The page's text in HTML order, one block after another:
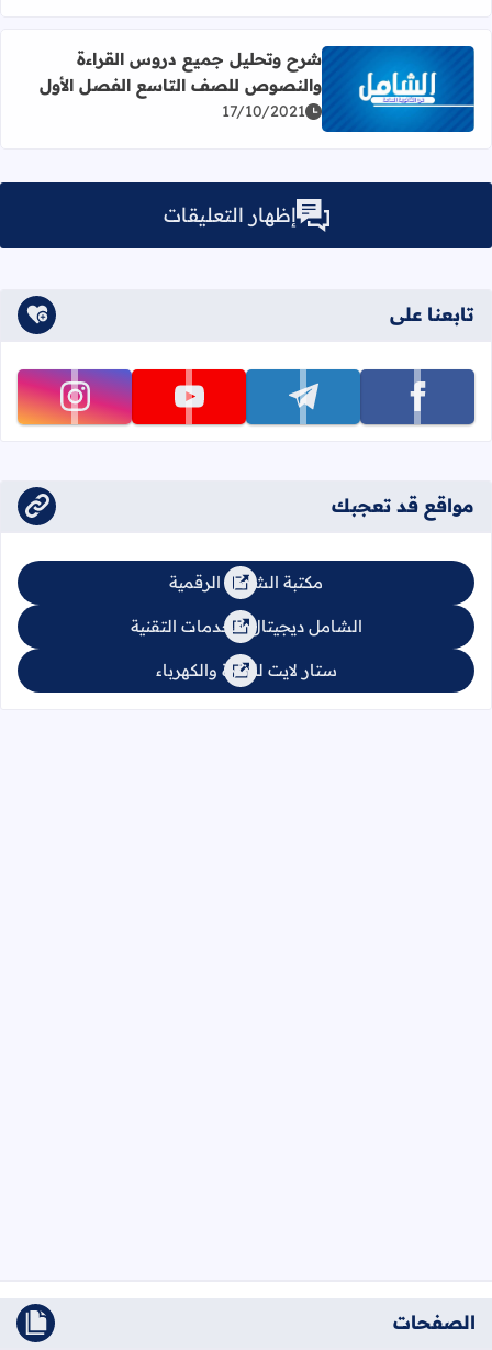
اقرأ المزيد عن شرح وتحليل جميع دروس القراءة والنصوص
شرح وتحليل جميع دروس القراءة
والنصوص للصف التاسع الفصل الأول
17/10/2021
إظهار التعليقات
تابعنا على
تابعنا على facebook تابعنا على telegram تابعنا على youtube تابعنا على instagram
مواقع قد تعجبك
مكتبة الشامل الرقمية
الشامل ديجيتال للخدمات التقنية
ستار لايت للإنارة والكهرباء
الصفحات